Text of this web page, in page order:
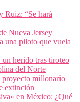
Ruiz: “Se hará
Nueva Jersey
una piloto que vuela
un herido tras tiroteo
del Norte
millonario
extinción
en México: ¿Qué